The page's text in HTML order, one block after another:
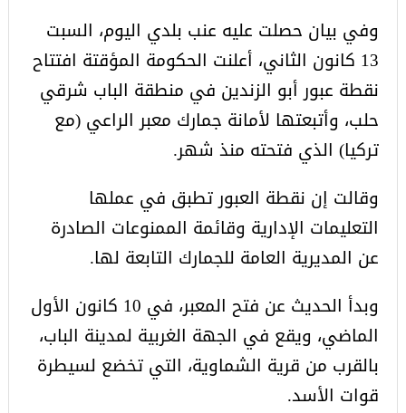
وفي بيان حصلت عليه عنب بلدي اليوم، السبت
13 كانون الثاني، أعلنت الحكومة المؤقتة افتتاح
نقطة عبور أبو الزندين في منطقة الباب شرقي
حلب، وأتبعتها لأمانة جمارك معبر الراعي (مع
تركيا) الذي فتحته منذ شهر.
وقالت إن نقطة العبور تطبق في عملها
التعليمات الإدارية وقائمة الممنوعات الصادرة
عن المديرية العامة للجمارك التابعة لها.
وبدأ الحديث عن فتح المعبر، في 10 كانون الأول
الماضي، ويقع في الجهة الغربية لمدينة الباب،
بالقرب من قرية الشماوية، التي تخضع لسيطرة
قوات الأسد.